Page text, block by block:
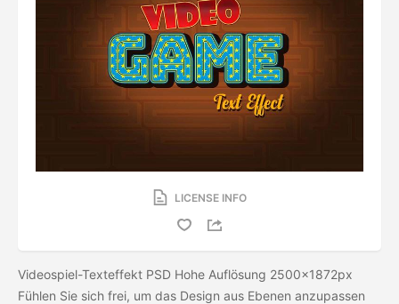
LICENSE INFO
Videospiel-Texteffekt PSD Hohe Auflösung 2500x1872px
Fühlen Sie sich frei, um das Design aus Ebenen anzupassen